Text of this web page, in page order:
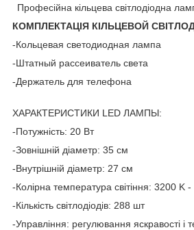
Професійна кільцева світлодіодна
КОМПЛЕКТАЦІЯ КІЛЬЦЕВОЙ
-Кольцевая светодиодная лампа
-Штатный рассеиватель света
-Держатель для телефона
ХАРАКТЕРИСТИКИ LED ЛАМПЫ:
-Потужність: 20 Вт
-Зовнішній діаметр: 35 см
-Внутрішній діаметр: 27 см
-Колірна температура світіння: 3200 K
-Кількість світлодіодів: 288 шт
-Управління: регулювання яскравості і